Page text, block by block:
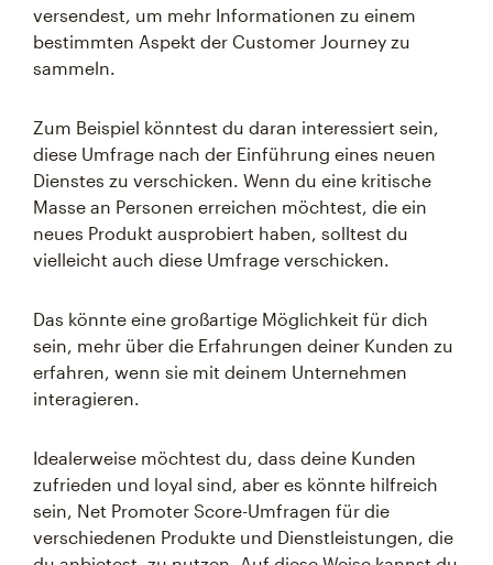
versendest, um mehr Informationen zu einem
bestimmten Aspekt der Customer Journey zu
sammeln.
Zum Beispiel könntest du daran interessiert sein,
diese Umfrage nach der Einführung eines neuen
Dienstes zu verschicken. Wenn du eine kritische
Masse an Personen erreichen möchtest, die ein
neues Produkt ausprobiert haben, solltest du
vielleicht auch diese Umfrage verschicken.
Das könnte eine großartige Möglichkeit für dich
sein, mehr über die Erfahrungen deiner Kunden zu
erfahren, wenn sie mit deinem Unternehmen
interagieren.
Idealerweise möchtest du, dass deine Kunden
zufrieden und loyal sind, aber es könnte hilfreich
sein, Net Promoter Score-Umfragen für die
verschiedenen Produkte und Dienstleistungen, die